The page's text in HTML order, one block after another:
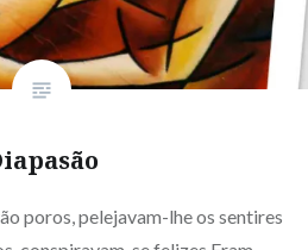
poros, pelejavam-lhe os sentires